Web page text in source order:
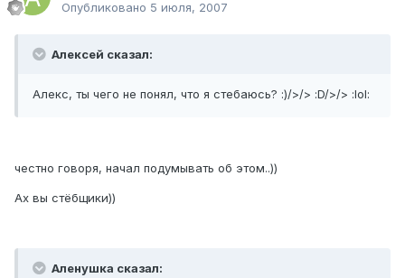
Опубликовано 5 июля, 2007
Алексей сказал:
Алекс, ты чего не понял, что я стебаюсь? :)/>/> :D/>/> :lol:
честно говоря, начал подумывать об этом..))
Ах вы стёбщики))
Аленушка сказал: